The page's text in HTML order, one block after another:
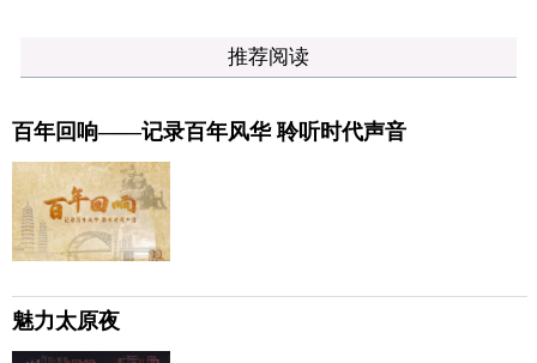
推荐阅读
百年回响——记录百年风华 聆听时代声音
魅力太原夜